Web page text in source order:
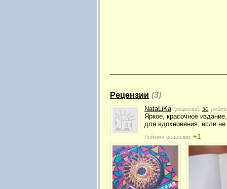
Рецензии (3)
NataLiKa (рецензий: 30 ,
Яркое, красочное
для вдохновения, если
Рейтинг рецензии: +1